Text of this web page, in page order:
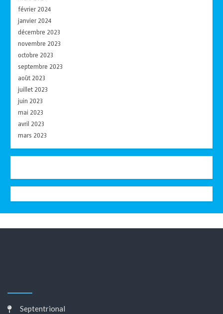
février 2024
janvier 2024
décembre 2023
novembre 2023
octobre 2023
septembre 2023
août 2023
juillet 2023
juin 2023
mai 2023
avril 2023
mars 2023
Septentrional